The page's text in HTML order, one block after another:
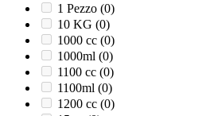
12x45(0)
12x60 (0)
13,5x13,5x10 cm
130 cm (0)
130 gr(0)
132 x 117 x H 38
140 cm (0)
1 Pezzo (0)
10 KG (0)
1000 cc (0)
1000ml (0)
1100 cc (0)
1100ml (0)
1200 cc (0)